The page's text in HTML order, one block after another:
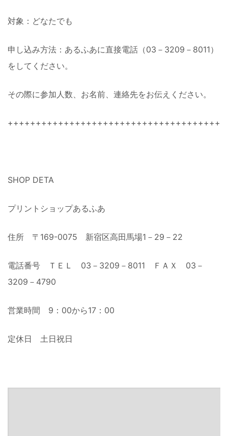
対象：どなたでも
申し込み方法：あるふあに直接電話（03－3209－8011）
をしてください。
その際に参加人数、お名前、連絡先をお伝えください。
SHOP DETA
プリントショップあるふあ
住所 〒169-0075 新宿区高田馬場1－29－22
電話番号 ＴＥＬ 03－3209－8011 ＦＡＸ 03－
3209－4790
営業時間 9：00から17：00
定休日 土日祝日